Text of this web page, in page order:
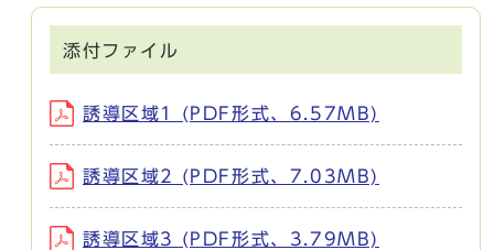
添付ファイル
誘導区域1 (PDF形式、6.57MB)
誘導区域2 (PDF形式、7.03MB)
誘導区域3 (PDF形式、3.79MB)